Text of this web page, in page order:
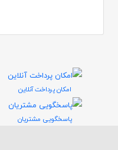
امکان پرداخت آنلاین
پاسخگویی مشتریان